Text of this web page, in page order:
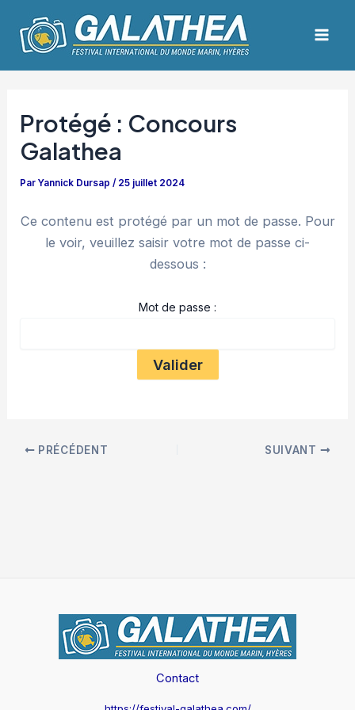
contenu
Protégé : Concours
Galathea
ParYannick Dursap/ 25 juillet 2024
Ce contenu est protégé par un mot de passe. Pour
le voir, veuillez saisir votre mot de passe ci-
dessous :
Mot de passe :
des
articles
PRÉCÉDENT SUIVANT
Contact